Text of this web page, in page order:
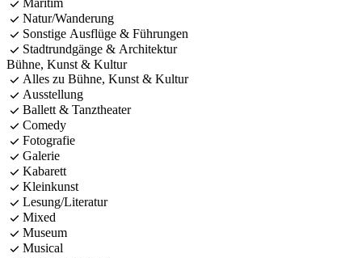
Maritim
Natur/Wanderung
Sonstige Ausflüge & Führungen
Stadtrundgänge & Architektur
Bühne, Kunst & Kultur
Alles zu Bühne, Kunst & Kultur
Ausstellung
Ballett & Tanztheater
Comedy
Fotografie
Galerie
Kabarett
Kleinkunst
Lesung/Literatur
Mixed
Museum
Musical